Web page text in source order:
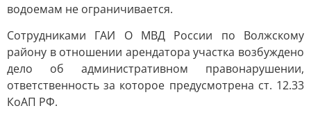
водоемам не ограничивается.
Сотрудниками ГАИ О МВД России по Волжскому
району в отношении арендатора участка возбуждено
дело об административном правонарушении,
ответственность за которое предусмотрена ст. 12.33
КоАП РФ.